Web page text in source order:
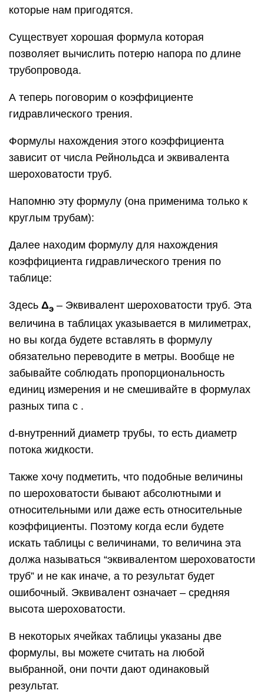
которые нам пригодятся.
Существует хорошая формула которая
позволяет вычислить потерю напора по длине
трубопровода.
А теперь поговорим о коэффициенте
гидравлического трения.
Формулы нахождения этого коэффициента
зависит от числа Рейнольдса и эквивалента
шероховатости труб.
Напомню эту формулу (она применима только к
круглым трубам):
Далее находим формулу для нахождения
коэффициента гидравлического трения по
таблице:
Здесь Δэ – Эквивалент шероховатости труб. Эта
величина в таблицах указывается в милиметрах,
но вы когда будете вставлять в формулу
обязательно переводите в метры. Вообще не
забывайте соблюдать пропорциональность
единиц измерения и не смешивайте в формулах
разных типа с .
d-внутренний диаметр трубы, то есть диаметр
потока жидкости.
Также хочу подметить, что подобные величины
по шероховатости бывают абсолютными и
относительными или даже есть относительные
коэффициенты. Поэтому когда если будете
искать таблицы с величинами, то величина эта
должа называться “эквивалентом шероховатости
труб” и не как иначе, а то результат будет
ошибочный. Эквивалент означает – средняя
высота шероховатости.
В некоторых ячейках таблицы указаны две
формулы, вы можете считать на любой
выбранной, они почти дают одинаковый
результат.